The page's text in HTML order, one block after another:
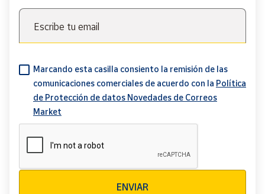
Escribe tu email
Marcando esta casilla consiento la remisión de las
comunicaciones comerciales de acuerdo con la Política
de Protección de datos Novedades de Correos
Market
ENVIAR